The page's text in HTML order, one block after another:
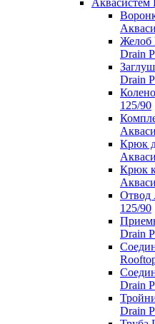
Аквасистем
Желоб
Drain
Drain
125/90
Крюк
Крюк
Отвод
125/90
Drain
Drain
Drain